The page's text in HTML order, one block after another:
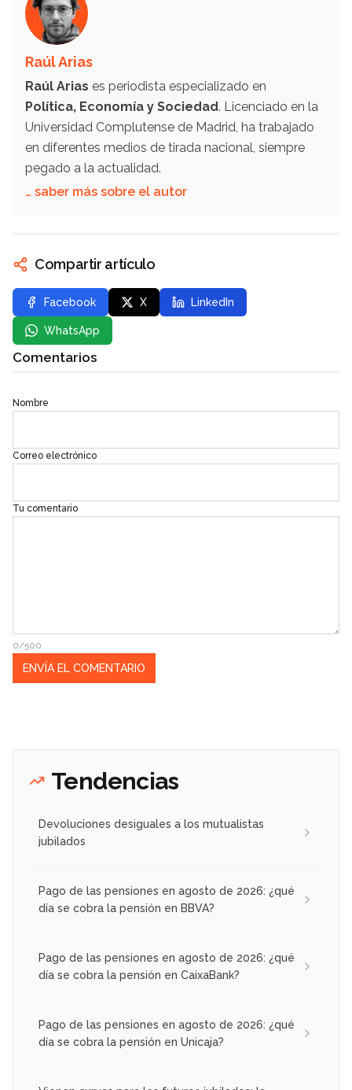
Raúl Arias
Raúl Arias es periodista especializado en
Política, Economía y Sociedad. Licenciado en la
Universidad Complutense de Madrid, ha trabajado
en diferentes medios de tirada nacional, siempre
pegado a la actualidad.
… saber más sobre el autor
Compartir artículo
Facebook X LinkedIn
WhatsApp
Comentarios
Nombre
Correo electrónico
Tu comentario
0/500
Tendencias
Devoluciones desiguales a los mutualistas
jubilados
Pago de las pensiones en agosto de 2026: ¿qué
día se cobra la pensión en BBVA?
Pago de las pensiones en agosto de 2026: ¿qué
día se cobra la pensión en CaixaBank?
Pago de las pensiones en agosto de 2026: ¿qué
día se cobra la pensión en Unicaja?